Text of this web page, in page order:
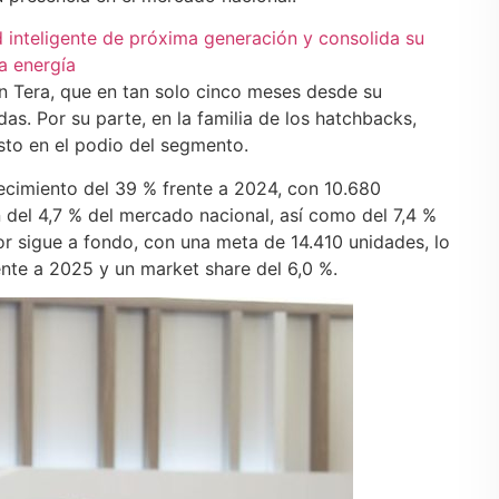
de próxima generación y consolida su
energía
que en tan solo cinco meses desde su
Por su parte, en la familia de los hatchbacks,
en el podio del segmento.
del 39 % frente a 2024, con 10.680
4,7 % del mercado nacional, así como del 7,4 %
a fondo, con una meta de 14.410 unidades, lo
a 2025 y un market share del 6,0 %.